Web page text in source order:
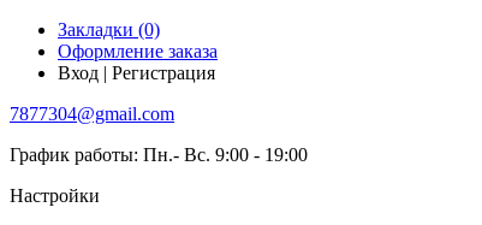
Закладки (0)
Оформление заказа
Вход | Регистрация
7877304@gmail.com
График работы: Пн.- Вс. 9:00 - 19:00
Настройки